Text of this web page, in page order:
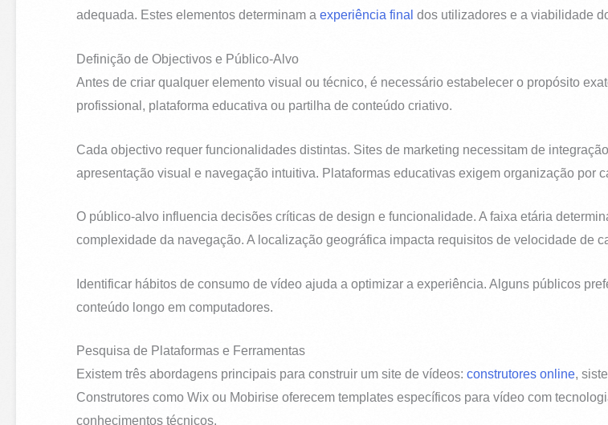
adequada. Estes elementos determinam a experiência final dos utilizadores e a viabilidade
Definição de Objectivos e Público-Alvo
Antes de criar qualquer elemento visual ou técnico, é necessário estabelecer o propósito
profissional, plataforma educativa ou partilha de conteúdo criativo.
Cada objectivo requer funcionalidades distintas. Sites de marketing necessitam de
apresentação visual e navegação intuitiva. Plataformas educativas exigem organização por
O público-alvo influencia decisões críticas de design e funcionalidade. A faixa etária
complexidade da navegação. A localização geográfica impacta requisitos de velocidade de
Identificar hábitos de consumo de vídeo ajuda a optimizar a experiência. Alguns públicos
conteúdo longo em computadores.
Pesquisa de Plataformas e Ferramentas
Existem três abordagens principais para construir um site de vídeos: construtores online,
Construtores como Wix ou Mobirise oferecem templates específicos para vídeo com
conhecimentos técnicos.